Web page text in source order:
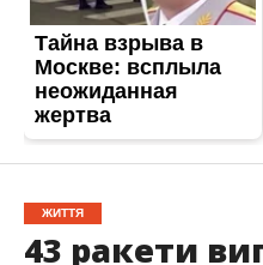
ЖИТТЯ
43 ракети